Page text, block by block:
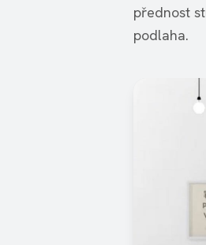
přednost
podlaha.